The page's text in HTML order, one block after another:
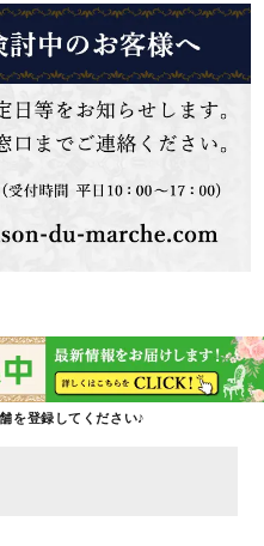
を登録してください♪